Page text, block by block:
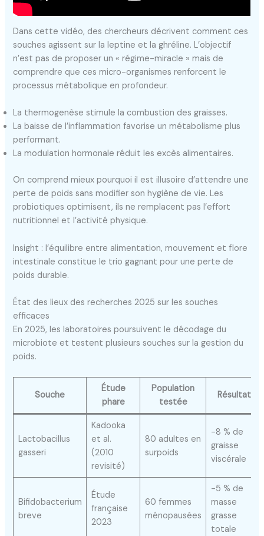
Dans cette vidéo, des chercheurs décrivent comment ces
souches agissent sur la leptine et la ghréline. L’objectif
n’est pas de proposer un « régime-miracle » mais de
comprendre que ces micro-organismes renforcent le
processus métabolique en profondeur.
La thermogenèse stimule la combustion des graisses.
La baisse de l’inflammation favorise un métabolisme plus
performant.
La modulation hormonale réduit les excès alimentaires.
On comprend mieux pourquoi il est illusoire d’attendre une
perte de poids sans modifier son hygiène de vie. Les
probiotiques optimisent, ils ne remplacent pas l’effort
nutritionnel et l’activité physique.
Insight : l’équilibre entre alimentation, mouvement et flore
intestinale constitue le trio gagnant pour une perte de
poids durable.
État des lieux des recherches 2025 sur les souches
efficaces
En 2025, les laboratoires poursuivent le décodage du
microbiote et testent plusieurs souches sur la gestion du
poids.
Souche
Étude
phare
Population
testée
Résultats
Lactobacillus
gasseri
Kadooka
et al.
(2010
revisité)
80 adultes en
surpoids
-8 % de
graisse
viscérale
Bifidobacterium
breve
Étude
française
2023
60 femmes
ménopausées
-5 % de
masse
grasse
totale